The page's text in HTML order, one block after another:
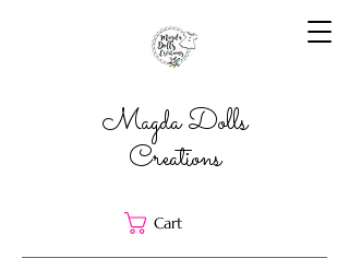
Magda Dolls
Creations
Cart